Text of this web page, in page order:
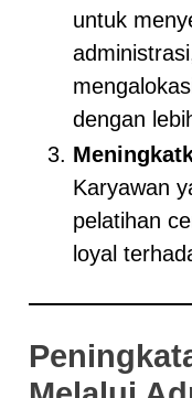
untuk
dengan
Karyawan
pelatihan
loyal